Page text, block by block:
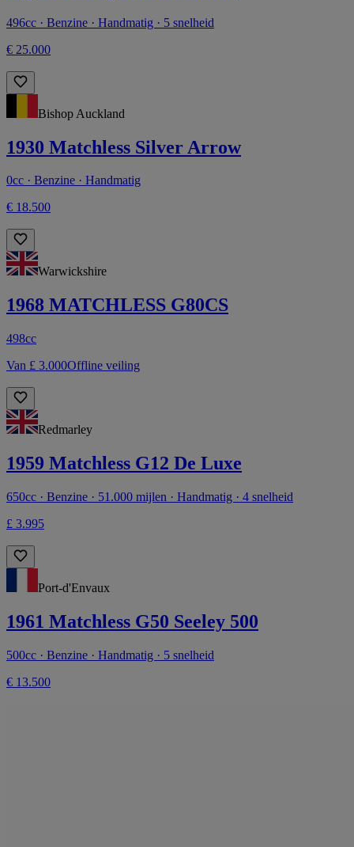
496cc · Benzine · Handmatig · 5 snelheid
€ 25.000
Bishop Auckland
1930 Matchless Silver Arrow
0cc · Benzine · Handmatig
€ 18.500
Warwickshire
1968 MATCHLESS G80CS
498cc
Van £ 3.000Offline veiling
Redmarley
1959 Matchless G12 De Luxe
650cc · Benzine · 51.000 mijlen · Handmatig · 4 snelheid
£ 3.995
Port-d'Envaux
1961 Matchless G50 Seeley 500
500cc · Benzine · Handmatig · 5 snelheid
€ 13.500